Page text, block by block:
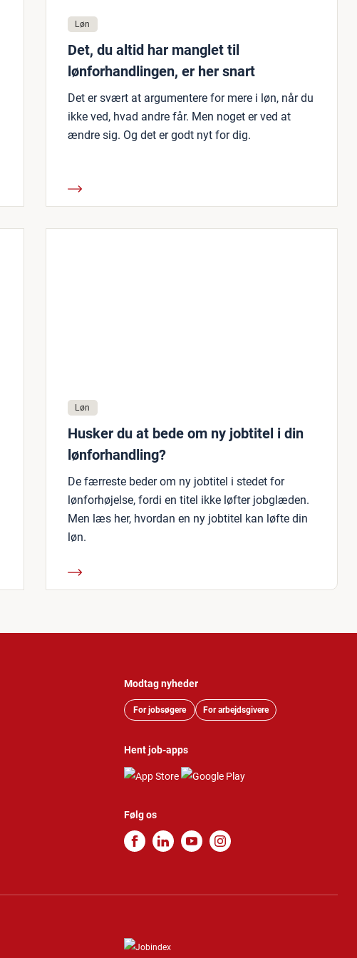
Løn
Det, du altid har manglet til
lønforhandlingen, er her snart
Det er svært at argumentere for mere i løn, når du
ikke ved, hvad andre får. Men noget er ved at
ændre sig. Og det er godt nyt for dig.
Løn
Husker du at bede om ny jobtitel i din
lønforhandling?
De færreste beder om ny jobtitel i stedet for
lønforhøjelse, fordi en titel ikke løfter jobglæden.
Men læs her, hvordan en ny jobtitel kan løfte din
løn.
Modtag nyheder
For jobsøgere For arbejdsgivere
Hent job-apps
Følg os